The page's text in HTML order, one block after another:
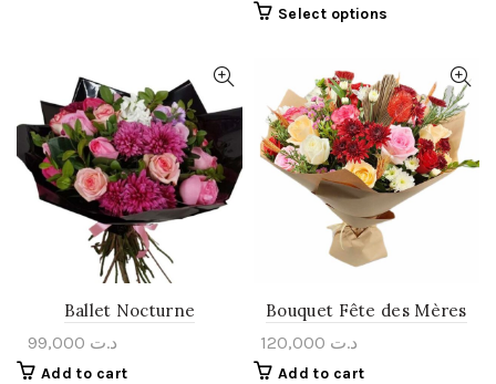
Select options
Ballet Nocturne
د.ت
Add to cart
Bouquet Fête des Mères
د.ت
Add to cart